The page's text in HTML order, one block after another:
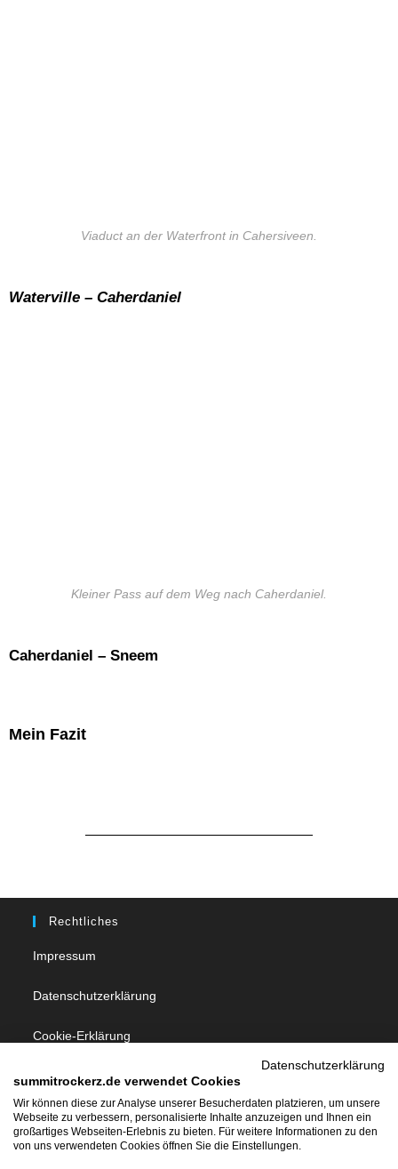
Viaduct an der Waterfront in Cahersiveen.
Waterville – Caherdaniel
Kleiner Pass auf dem Weg nach Caherdaniel.
Caherdaniel – Sneem
Mein Fazit
Rechtliches
Impressum
Datenschutzerklärung
Cookie-Erklärung
Follow Us
Datenschutzerklärung
summitrockerz.de verwendet Cookies
Wir können diese zur Analyse unserer Besucherdaten platzieren, um unsere
Webseite zu verbessern, personalisierte Inhalte anzuzeigen und Ihnen ein
großartiges Webseiten-Erlebnis zu bieten. Für weitere Informationen zu den
von uns verwendeten Cookies öffnen Sie die Einstellungen.